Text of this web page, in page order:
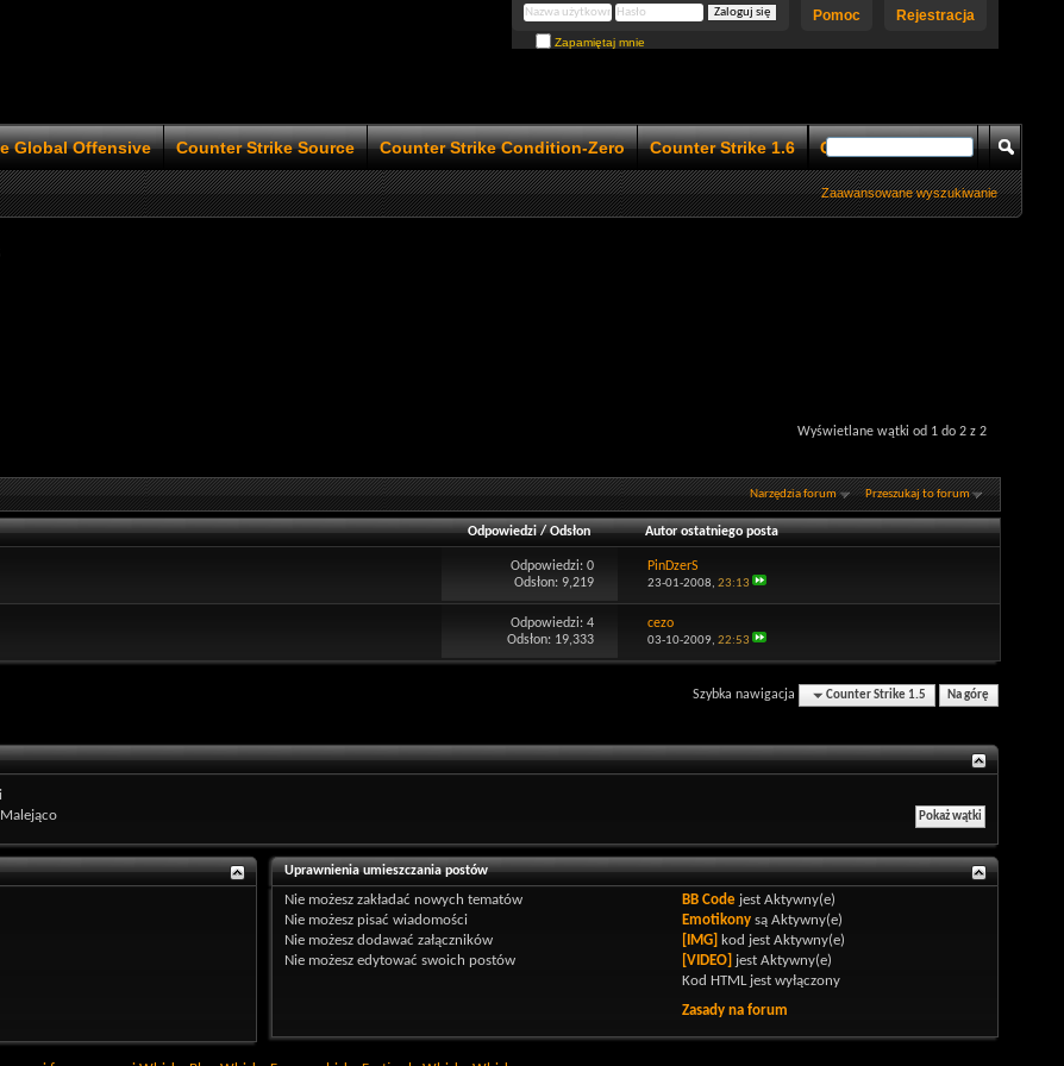
Rejestracja
Pomoc
Zapamiętaj mnie
Global Offensive Counter Strike Source Counter Strike Condition-Zero Counter Strike 1.6 Counter Strike 1.5
Zaawansowane wyszukiwanie
Wyświetlane wątki od 1 do 2 z 2
Narzędzia forum Przeszukaj to forum
Odpowiedzi/Odsłon Autor ostatniego posta
Odpowiedzi:0
Odsłon: 9,219
PinDzerS
23-01-2008, 23:13
Odpowiedzi:4
Odsłon: 19,333
cezo
03-10-2009, 22:53
Szybka nawigacja Counter Strike 1.5 Na górę
Malejąco
Uprawnienia umieszczania postów
Nie możesz zakładać nowych tematów
Nie możesz pisać wiadomości
Nie możesz dodawać załączników
Nie możesz edytować swoich postów
BB Code jestAktywny(e)
Emotikony sąAktywny(e)
[IMG] kod jestAktywny(e)
[VIDEO] jestAktywny(e)
Kod HTML jestwyłączony
Zasady na forum